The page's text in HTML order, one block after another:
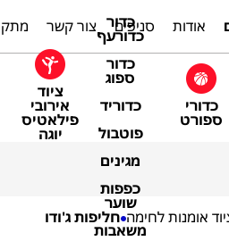
אודות סניפים צור קשר
כדורי
ספורט
כדור
כדורעף
כדור
ספוג
כדוריד
פוטבול
מגינים
כפפות
שוער
משאבות
ציוד
אירובי
פילאטיס
יוגה
אומנות לחימה חליפות ג'ודו